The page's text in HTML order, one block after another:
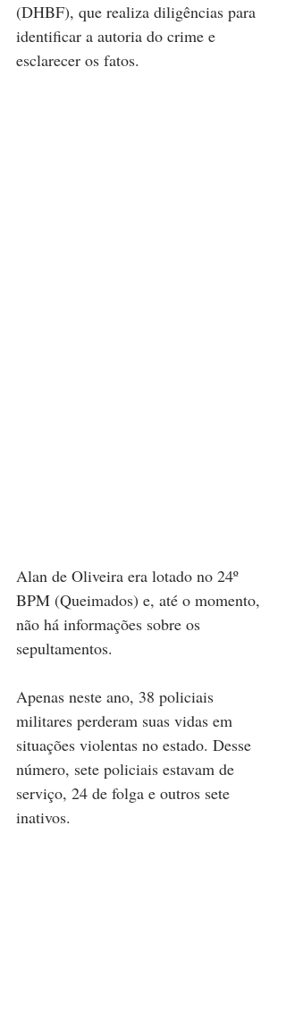
(DHBF), que realiza diligências para
identificar a autoria do crime e
esclarecer os fatos.
Alan de Oliveira era lotado no 24º
BPM (Queimados) e, até o momento,
não há informações sobre os
sepultamentos.
Apenas neste ano, 38 policiais
militares perderam suas vidas em
situações violentas no estado. Desse
número, sete policiais estavam de
serviço, 24 de folga e outros sete
inativos.